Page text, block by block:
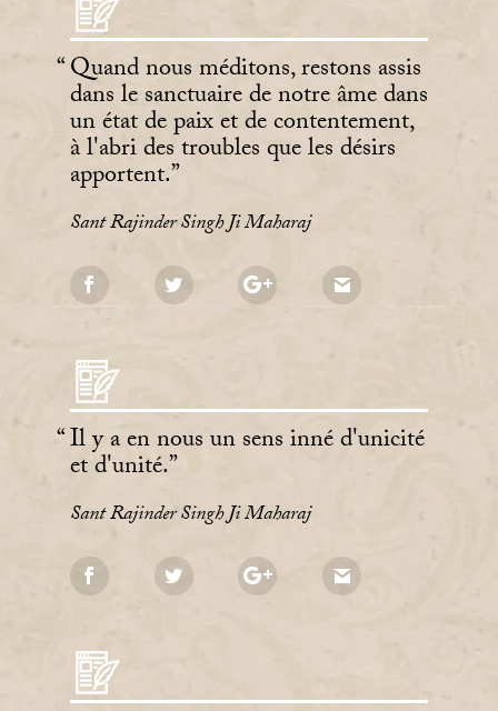
Quand nous méditons, restons assis
dans le sanctuaire de notre âme dans
un état de paix et de contentement,
à l'abri des troubles que les désirs
apportent.
Sant Rajinder Singh Ji Maharaj
Il y a en nous un sens inné d'unicité
et d'unité.
Sant Rajinder Singh Ji Maharaj